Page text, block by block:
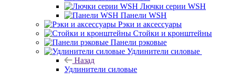
Лючки серии WSH
Панели WSH
Рэки и аксессуары
Стойки и кронштейны
Панели рэковые
Удлинители силовые
Назад
Удлинители силовые